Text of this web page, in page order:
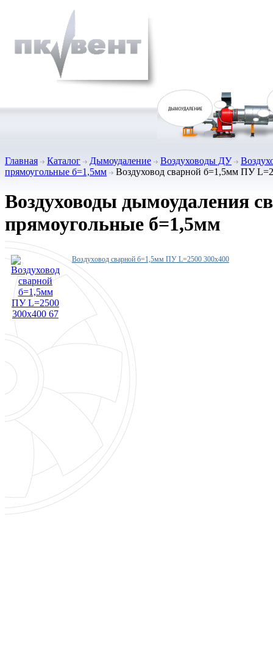
Главная Каталог Дымоудаление Воздуховоды ДУ
прямоугольные б=1,5мм
Воздуховод сварной б=1,5мм ПУ
Воздуховоды дымоудаления
прямоугольные б=1,5мм
Воздуховод сварной б=1,5мм ПУ L=2500 300х400